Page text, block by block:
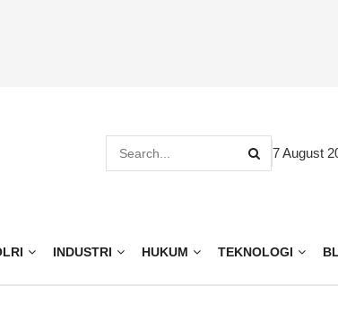
7 August
INDUSTRI HUKUM TEKNOLOGI